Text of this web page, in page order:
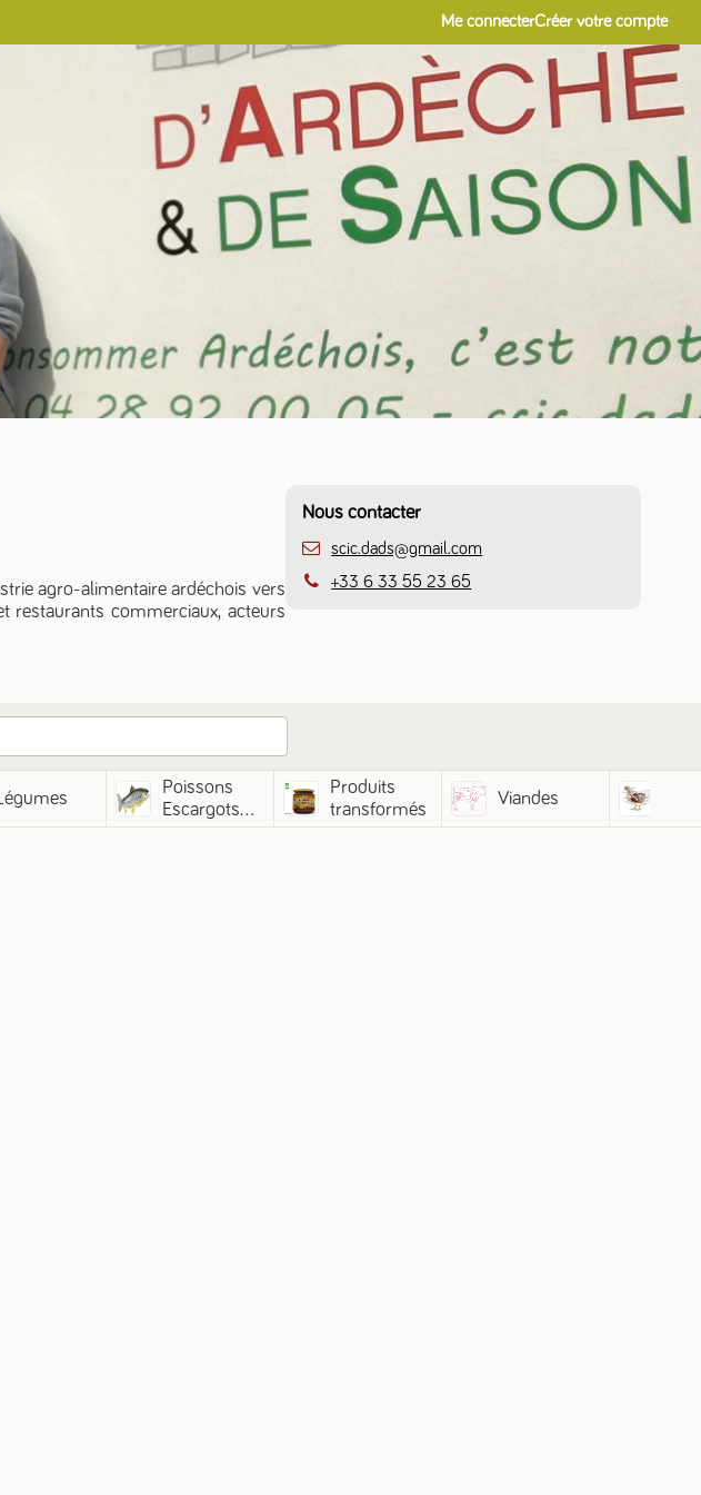
Me connecterCréer votre compte
agro-alimentaire ardéchois vers
restaurants commerciaux, acteurs
Nous contacter
scic.dads@gmail.com
+33 6 33 55 23 65
Poissons
Escargots
Grenouilles
Produits
transformés
Viandes